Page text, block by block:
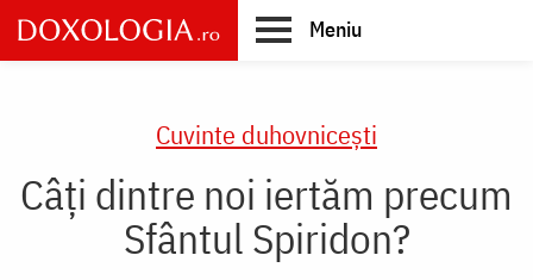
Skip
to
main
Meniu
Cuvinte duhovnicești
Câți dintre noi iertăm precum
Sfântul Spiridon?